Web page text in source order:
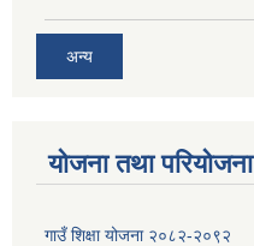
अन्य
योजना तथा परियोजना
गाउँ शिक्षा योजना २०८२-२०९२